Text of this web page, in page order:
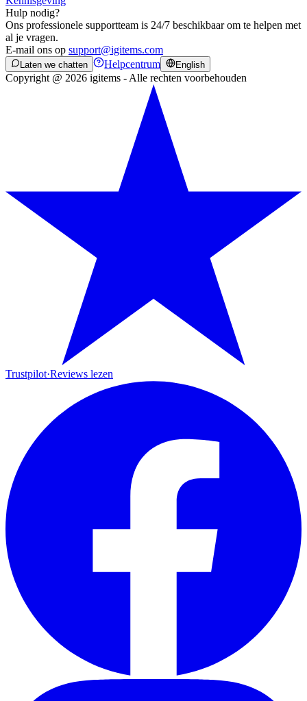
Hulp nodig?
Ons professionele supportteam is 24/7 beschikbaar om te helpen met
al je vragen.
E-mail ons op support@igitems.com
Laten we chatten Helpcentrum English
Copyright @ 2026 igitems - Alle rechten voorbehouden
Trustpilot·Reviews lezen